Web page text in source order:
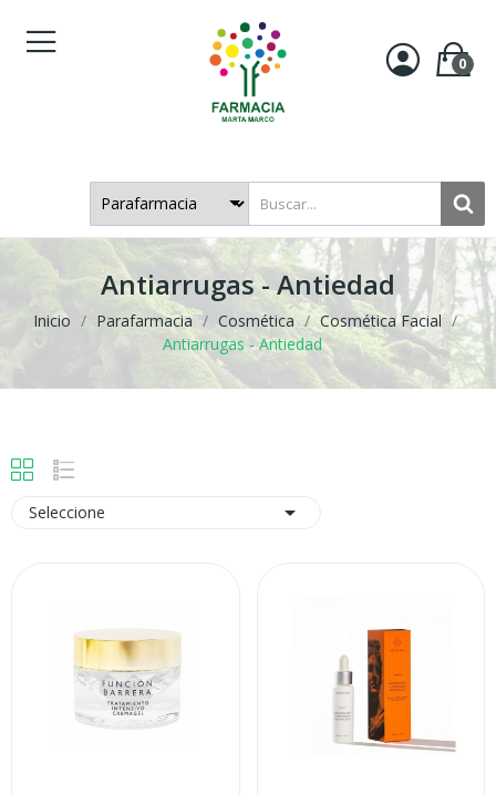
0
Antiarrugas - Antiedad
Inicio Parafarmacia Cosmética
Cosmética Facial
Antiarrugas - Antiedad
Seleccione 